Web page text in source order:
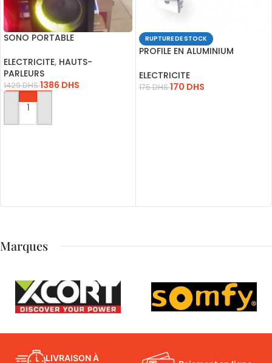
SONO PORTABLE
USB-BLUET-FM-SD
ELECTRICITE, HAUTS-
PARLEURS
1429DHS1386 DHS
AJOUTER AU PANIER
RUPTURE DE STOCK
PROFILE EN ALUMINIUM
ELECTRICITE
175DHS170 DHS
Marques
LIVRAISON À